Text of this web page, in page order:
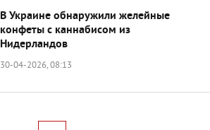
В Украине обнаружили желейные
конфеты с каннабисом из
Нидерландов
30-04-2026, 08:13